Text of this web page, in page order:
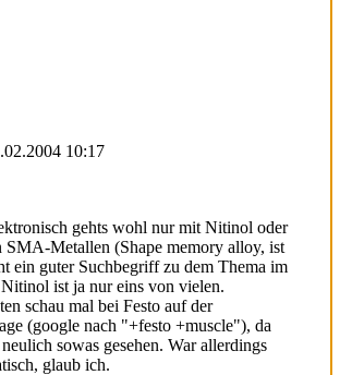
10:17
gehts wohl nur mit Nitinol oder
SMA-Metallen (Shape memory alloy, ist
ein guter Suchbegriff zu dem Thema im
ist ja nur eins von vielen.
schau mal bei Festo auf der
(google nach "+festo +muscle"), da
sowas gesehen. War allerdings
glaub ich.